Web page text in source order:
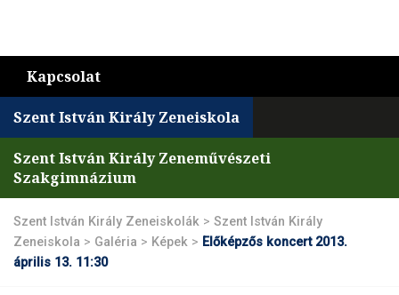
Kapcsolat
Szent István Király Zeneiskola
Szent István Király Zeneművészeti
Szakgimnázium
Szent István Király Zeneiskolák > Szent István Király
Zeneiskola > Galéria > Képek > Előképzős koncert 2013.
április 13. 11:30